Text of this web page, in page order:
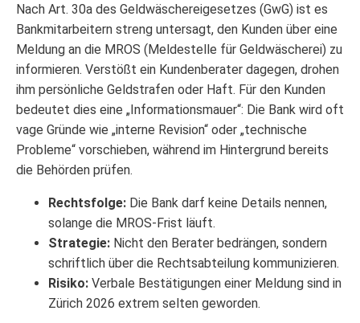
Nach Art. 30a des Geldwäschereigesetzes (GwG) ist es
Bankmitarbeitern streng untersagt, den Kunden über eine
Meldung an die MROS (Meldestelle für Geldwäscherei) zu
informieren. Verstößt ein Kundenberater dagegen, drohen
ihm persönliche Geldstrafen oder Haft. Für den Kunden
bedeutet dies eine „Informationsmauer“: Die Bank wird oft
vage Gründe wie „interne Revision“ oder „technische
Probleme“ vorschieben, während im Hintergrund bereits
die Behörden prüfen.
Rechtsfolge: Die Bank darf keine Details nennen,
solange die MROS-Frist läuft.
Strategie: Nicht den Berater bedrängen, sondern
schriftlich über die Rechtsabteilung kommunizieren.
Risiko: Verbale Bestätigungen einer Meldung sind in
Zürich 2026 extrem selten geworden.